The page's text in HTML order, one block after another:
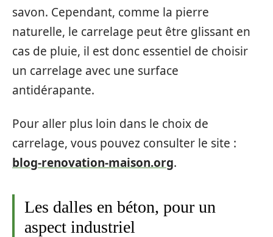
savon. Cependant, comme la pierre
naturelle, le carrelage peut être glissant en
cas de pluie, il est donc essentiel de choisir
un carrelage avec une surface
antidérapante.
Pour aller plus loin dans le choix de
carrelage, vous pouvez consulter le site :
blog-renovation-maison.org.
Les dalles en béton, pour un
aspect industriel